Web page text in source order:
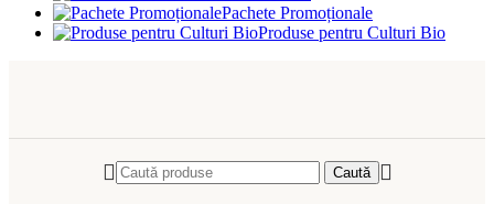
Pachete Promoționale
Produse pentru Culturi Bio
Caută